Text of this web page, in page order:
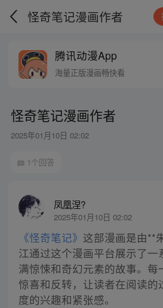
怪奇笔记漫画作者
腾讯动漫App
海量正版漫画畅快看
怪奇笔记漫画作者
2025年01月10日 02:02
1个回答
凤凰涅?
2025年01月10日 02:02
《怪奇笔记》 这部漫画是由**
江通过这个漫画平台展示了一
满惊悚和奇幻元素的故事。每
惊喜和反转，让读者在阅读的
度的兴趣和紧张感。